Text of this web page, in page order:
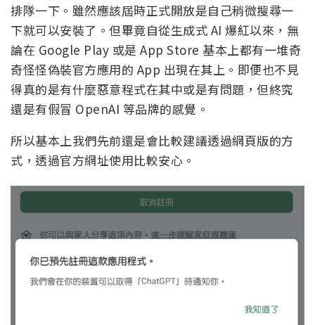
排隊一下。雖然應該屆時正式開放是自己稍微搜尋一
下就可以安裝了。但畢竟自從生成式 AI 爆紅以來，無
論在 Google Play 或是 App Store 基本上都有一堆奇
奇怪怪偽裝官方應用的 App 出現在其上。即便也不見
得真的是有什麼惡意程式在其中或是有問題，但終究
還是有假冒 OpenAI 等品牌的感覺。
所以基本上我們先前還是會比較建議透過網頁版的方
式，透過官方網址使用比較安心。